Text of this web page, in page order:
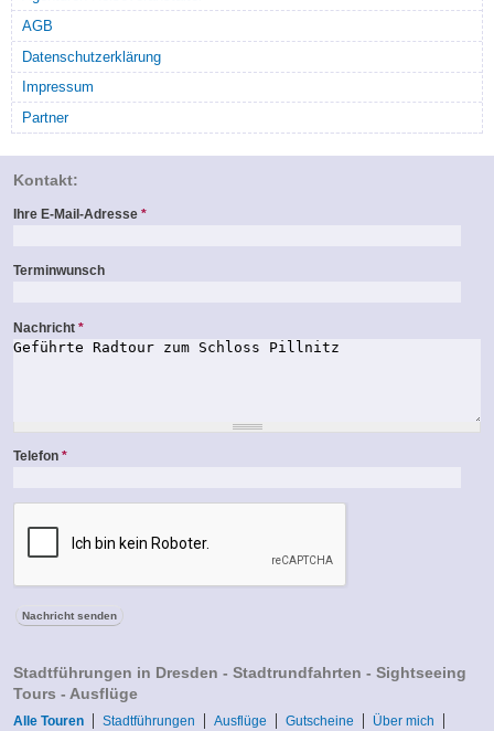
AGB
Datenschutzerklärung
Impressum
Partner
Kontakt:
Ihre E-Mail-Adresse*
Terminwunsch
Nachricht*
Telefon*
Stadtführungen in Dresden - Stadtrundfahrten - Sightseeing
Tours - Ausflüge
Alle Touren Stadtführungen Ausflüge Gutscheine
Über mich